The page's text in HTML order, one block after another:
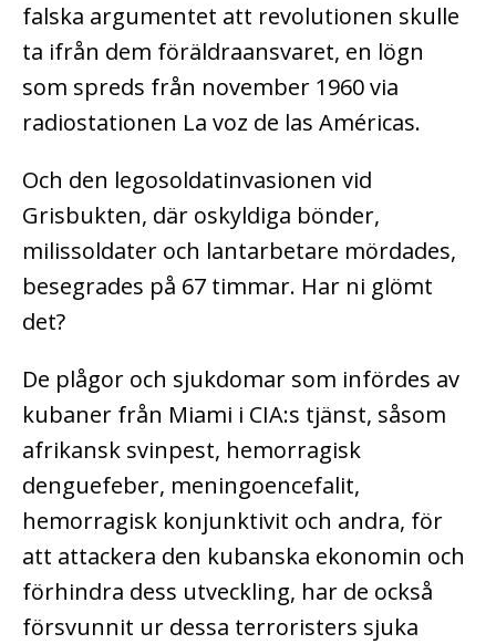
falska argumentet att revolutionen skulle
ta ifrån dem föräldraansvaret, en lögn
som spreds från november 1960 via
radiostationen La voz de las Américas.
Och den legosoldatinvasionen vid
Grisbukten, där oskyldiga bönder,
milissoldater och lantarbetare mördades,
besegrades på 67 timmar. Har ni glömt
det?
De plågor och sjukdomar som infördes av
kubaner från Miami i CIA:s tjänst, såsom
afrikansk svinpest, hemorragisk
denguefeber, meningoencefalit,
hemorragisk konjunktivit och andra, för
att attackera den kubanska ekonomin och
förhindra dess utveckling, har de också
försvunnit ur dessa terroristers sjuka